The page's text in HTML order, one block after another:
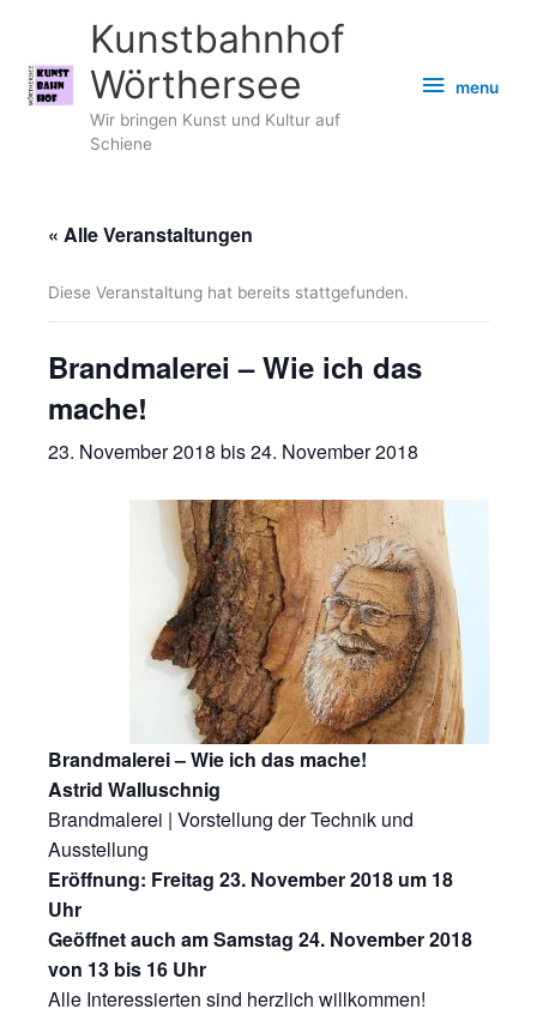
springen
Kunstbahnhof
Wörthersee
Wir bringen Kunst und Kultur auf
Schiene
menu
menu
« Alle Veranstaltungen
Diese Veranstaltung hat bereits stattgefunden.
Brandmalerei – Wie ich das
mache!
23. November 2018 bis24. November 2018
Brandmalerei – Wie ich das mache!
Astrid Walluschnig
Brandmalerei | Vorstellung der Technik und
Ausstellung
Eröffnung: Freitag 23. November 2018 um 18
Uhr
Geöffnet auch am Samstag 24. November 2018
von 13 bis 16 Uhr
Alle Interessierten sind herzlich willkommen!